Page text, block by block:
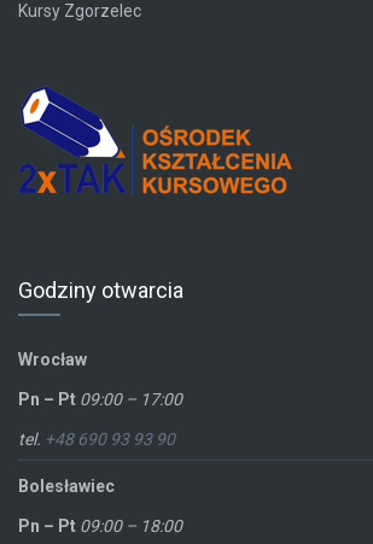
Kursy Zgorzelec
Godziny otwarcia
Wrocław
Pn – Pt 09:00 – 17:00
tel. +48 690 93 93 90
Bolesławiec
Pn – Pt 09:00 – 18:00